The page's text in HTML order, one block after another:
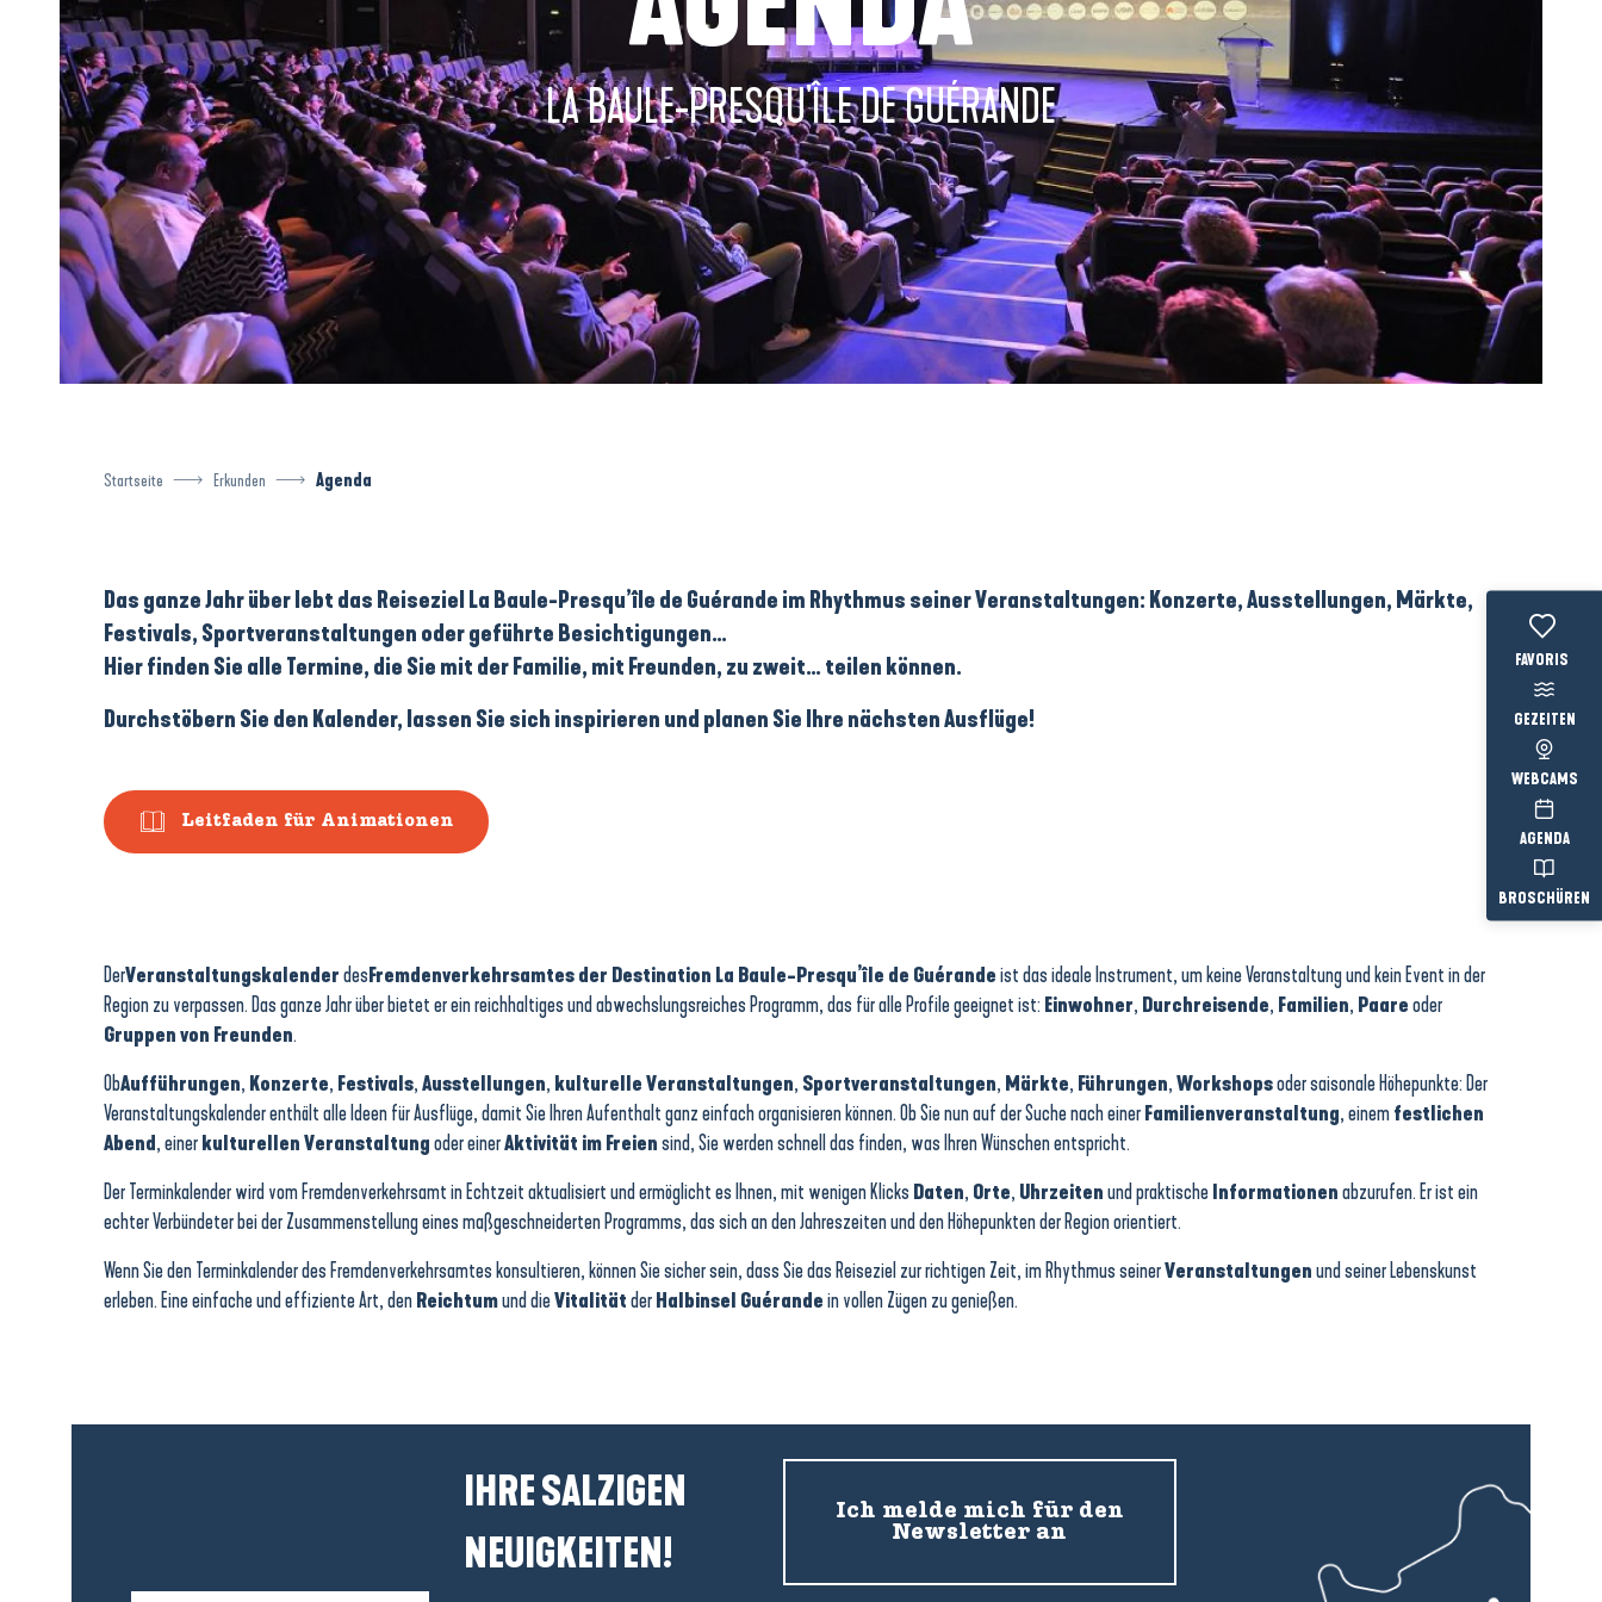
Voir les
GEZEITEN
WEBCAMS
AGENDA
BROSCHÜREN
LA BAULE-PRESQU'ÎLE DE GUÉRANDE
Startseite Erkunden Agenda
Das ganze Jahr über lebt das Reiseziel La Baule-Presqu’île de Guérande im Rhythmus seinerVeranstaltungen: Konzerte,Ausstellungen, Märkte,
Festivals, Sportveranstaltungen odergeführte Besichtigungen…
Hier finden Sie alle Termine, die Sie mit der Familie, mit Freunden, zu zweit… teilen können.
Durchstöbern Sie den Kalender, lassen Sie sich inspirieren und planen Sie Ihre nächsten Ausflüge!
Leitfaden für Animationen
Carnet de voyage - Piriac
Concert avec le Trio Valdes
VAGABOND-SPIELE
Mardi de la Mine d'Or : Marché nocturne et concert "Odilon"
Animation enfant : Fabrique ton nichoir à oiseaux
Atelier : tricot
Bridge à la plage - Initiation de bridge
Stage - Aquarelle
Vermessung in der Stadt Batz
Concert avec le groupe "LEOPARD CAFE"
DerVeranstaltungskalenderdesFremdenverkehrsamtes der Destination La Baule-Presqu’île de Guérandeist das ideale Instrument, um keine Veranstaltung und kein Event in der
Region zu verpassen. Das ganze Jahr über bietet er ein reichhaltiges und abwechslungsreiches Programm, das für alle Profile geeignet ist: Einwohner, Durchreisende, Familien, Paareoder
Gruppen von Freunden.
ObAufführungen, Konzerte, Festivals,Ausstellungen, kulturelle Veranstaltungen, Sportveranstaltungen, Märkte, Führungen,Workshopsoder saisonale Höhepunkte: Der
Veranstaltungskalender enthält alle Ideen für Ausflüge, damit Sie Ihren Aufenthalt ganz einfach organisieren können. Ob Sie nun auf der Suche nach einerFamilienveranstaltung, einemfestlichen
Abend, einerkulturellen Veranstaltungoder einerAktivität im Freiensind, Sie werden schnell das finden, was Ihren Wünschen entspricht.
Der Terminkalender wird vom Fremdenverkehrsamt in Echtzeit aktualisiert und ermöglicht es Ihnen, mit wenigen Klicks Daten, Orte, Uhrzeitenund praktischeInformationenabzurufen. Er ist ein
echter Verbündeter bei der Zusammenstellung eines maßgeschneiderten Programms, das sich an den Jahreszeiten und den Höhepunkten der Region orientiert.
Wenn Sie den Terminkalender des Fremdenverkehrsamtes konsultieren, können Sie sicher sein, dass Sie das Reiseziel zur richtigen Zeit, im Rhythmus seinerVeranstaltungenund seiner Lebenskunst
erleben. Eine einfache und effiziente Art, denReichtumund dieVitalitätderHalbinsel Guérandein vollen Zügen zu genießen.
IHRE SALZIGEN
NEUIGKEITEN!
Ich melde mich für den
Newsletter an